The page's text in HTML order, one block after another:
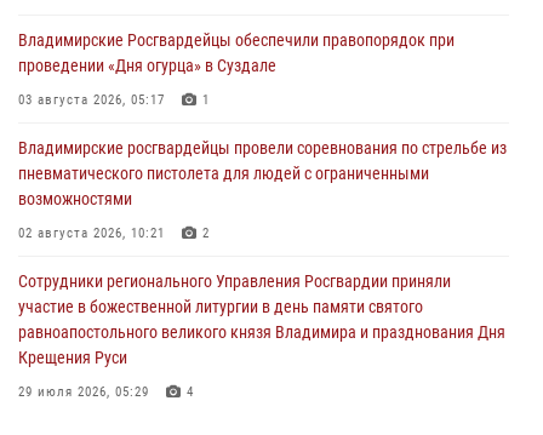
Владимирские Росгвардейцы обеспечили правопорядок при
проведении «Дня огурца» в Суздале
03 августа 2026, 05:17 1
Владимирские росгвардейцы провели соревнования по стрельбе из
пневматического пистолета для людей с ограниченными
возможностями
02 августа 2026, 10:21 2
Сотрудники регионального Управления Росгвардии приняли
участие в божественной литургии в день памяти святого
равноапостольного великого князя Владимира и празднования Дня
Крещения Руси
29 июля 2026, 05:29 4